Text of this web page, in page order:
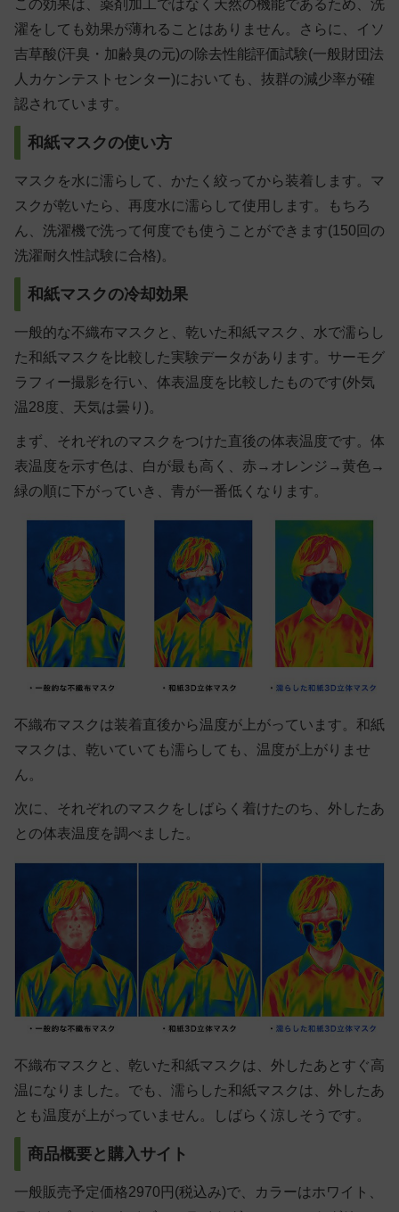
この効果は、薬剤加工ではなく天然の機能であるため、洗
濯をしても効果が薄れることはありません。さらに、イソ
吉草酸(汗臭・加齢臭の元)の除去性能評価試験(一般財団法
人カケンテストセンター)においても、抜群の減少率が確
認されています。
和紙マスクの使い方
マスクを水に濡らして、かたく絞ってから装着します。マ
スクが乾いたら、再度水に濡らして使用します。もちろ
ん、洗濯機で洗って何度でも使うことができます(150回の
洗濯耐久性試験に合格)。
和紙マスクの冷却効果
一般的な不織布マスクと、乾いた和紙マスク、水で濡らし
た和紙マスクを比較した実験データがあります。サーモグ
ラフィー撮影を行い、体表温度を比較したものです(外気
温28度、天気は曇り)。
まず、それぞれのマスクをつけた直後の体表温度です。体
表温度を示す色は、白が最も高く、赤→オレンジ→黄色→
緑の順に下がっていき、青が一番低くなります。
不織布マスクは装着直後から温度が上がっています。和紙
マスクは、乾いていても濡らしても、温度が上がりませ
ん。
次に、それぞれのマスクをしばらく着けたのち、外したあ
との体表温度を調べました。
不織布マスクと、乾いた和紙マスクは、外したあとすぐ高
温になりました。でも、濡らした和紙マスクは、外したあ
とも温度が上がっていません。しばらく涼しそうです。
商品概要と購入サイト
一般販売予定価格2970円(税込み)で、カラーはホワイト、